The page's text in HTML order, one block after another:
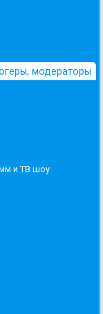
модераторы
и ТВ шоу